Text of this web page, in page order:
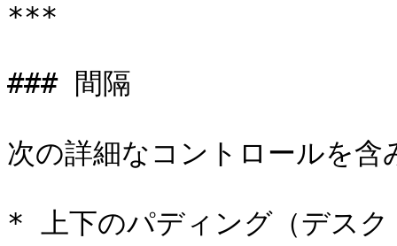
***
### 間隔
次の詳細なコントロールを含
* 上下のパディング（デスク